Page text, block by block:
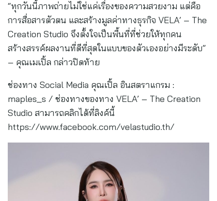
“ทุกวันนี้ภาพถ่ายไม่ใช่แค่เรื่องของความสวยงาม แต่คือ
การสื่อสารตัวตน และสร้างมูลค่าทางธุรกิจ VELA’ – The
Creation Studio จึงตั้งใจเป็นพื้นที่ที่ช่วยให้ทุกคน
สร้างสรรค์ผลงานที่ดีที่สุดในแบบของตัวเองอย่างมีระดับ”
– คุณเมเปิ้ล กล่าวปิดท้าย
ช่องทาง Social Media คุณเปิ้ล อินสตราแกรม :
maples_s / ช่องทางของทาง VELA’ – The Creation
Studio สามารถคลิกได้ที่ลิงค์นี้
https://www.facebook.com/velastudio.th/